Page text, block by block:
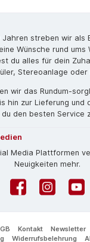
streben wir als
Wünsche rund ums
du alles für dein
Stereoanlage oder
wir das Rund­um-
hin zur Lieferung und
den besten Service
Media Plattformen
Neuigkeiten mehr.
FacebookInstagramYouTube
Kontakt Newsletter
Widerrufsbelehrung